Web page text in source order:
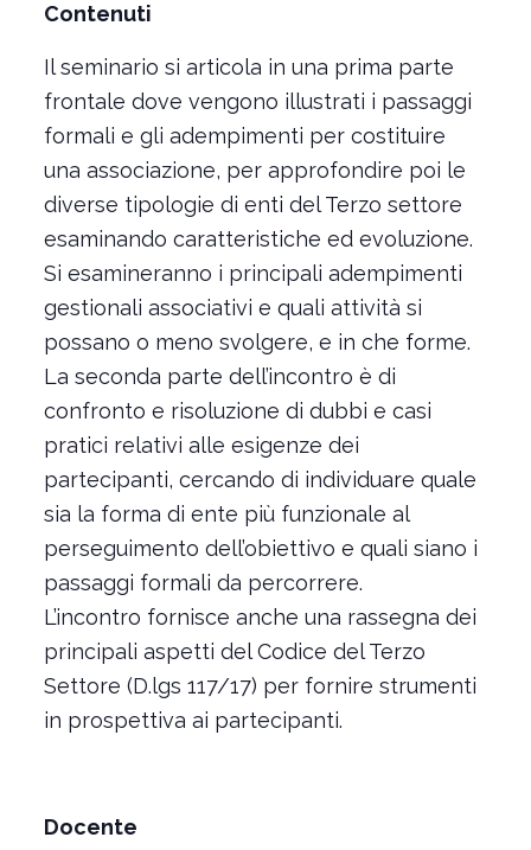
Contenuti
Il seminario si articola in una prima parte
frontale dove vengono illustrati i passaggi
formali e gli adempimenti per costituire
una associazione, per approfondire poi le
diverse tipologie di enti del Terzo settore
esaminando caratteristiche ed evoluzione.
Si esamineranno i principali adempimenti
gestionali associativi e quali attività si
possano o meno svolgere, e in che forme.
La seconda parte dell’incontro è di
confronto e risoluzione di dubbi e casi
pratici relativi alle esigenze dei
partecipanti, cercando di individuare quale
sia la forma di ente più funzionale al
perseguimento dell’obiettivo e quali siano i
passaggi formali da percorrere.
L’incontro fornisce anche una rassegna dei
principali aspetti del Codice del Terzo
Settore (D.lgs 117/17) per fornire strumenti
in prospettiva ai partecipanti.
Docente